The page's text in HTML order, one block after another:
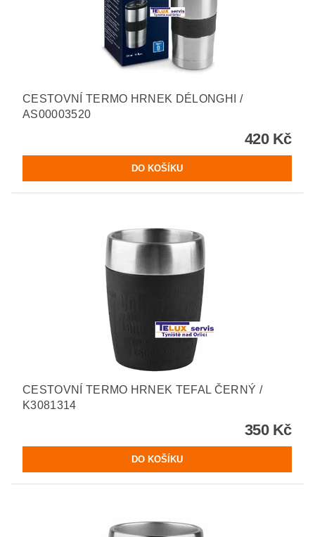
CESTOVNÍ TERMO HRNEK DÉLONGHI /
AS00003520
420 Kč
CESTOVNÍ TERMO HRNEK TEFAL ČERNÝ /
K3081314
350 Kč